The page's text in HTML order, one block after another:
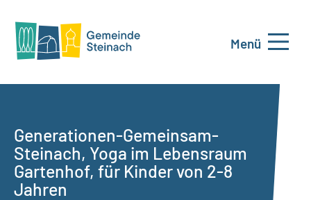
Menü
Generationen-Gemeinsam-
Steinach, Yoga im Lebensraum
Gartenhof, für Kinder von 2-8
Jahren